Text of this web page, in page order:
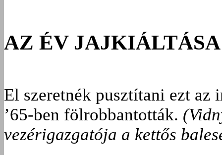
AZ ÉV JAJKIÁLTÁSA
El szeretnék pusztítani ezt az
’65-ben fölrobbantották.
vezérigazgatója a kettős